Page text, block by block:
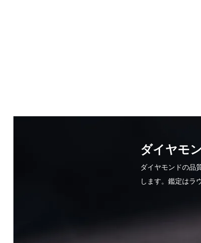
ダイヤモ
ダイヤモンドの品
します。鑑定はラ